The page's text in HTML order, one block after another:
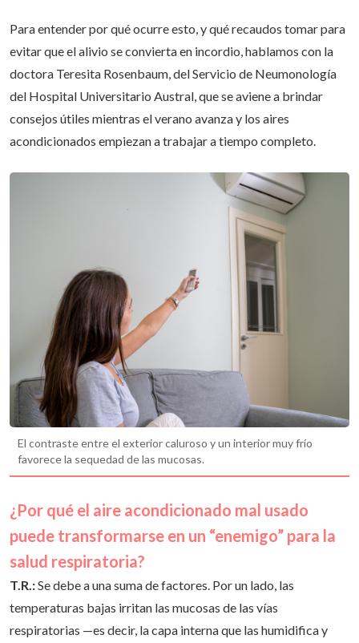
Para entender por qué ocurre esto, y qué recaudos tomar para
evitar que el alivio se convierta en incordio, hablamos con la
doctora Teresita Rosenbaum, del Servicio de Neumonología
del Hospital Universitario Austral, que se aviene a brindar
consejos útiles mientras el verano avanza y los aires
acondicionados empiezan a trabajar a tiempo completo.
El contraste entre el exterior caluroso y un interior muy frío
favorece la sequedad de las mucosas.
¿Por qué el aire acondicionado mal usado
puede transformarse en un “enemigo” para la
salud respiratoria?
T.R.:Se debe a una suma de factores. Por un lado, las
temperaturas bajas irritan las mucosas de las vías
respiratorias —es decir, la capa interna que las humidifica y